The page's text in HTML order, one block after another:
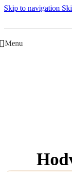
Skip to navigation
Menu